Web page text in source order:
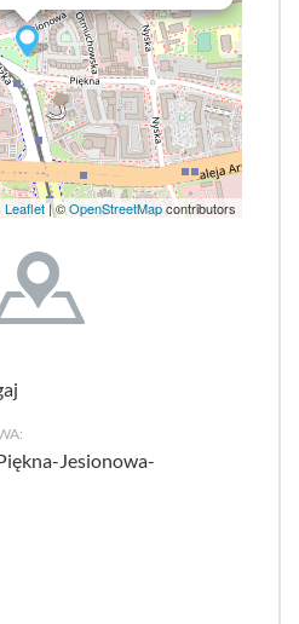
Leaflet| ©OpenStreetMapcontributors
Jesionowa-